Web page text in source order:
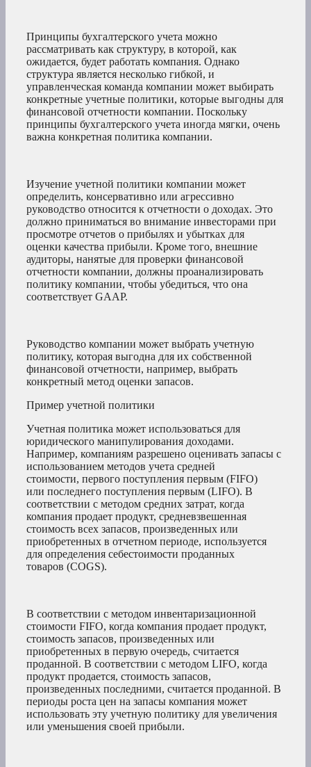
Принципы бухгалтерского учета можно
рассматривать как структуру, в которой, как
ожидается, будет работать компания. Однако
структура является несколько гибкой, и
управленческая команда компании может выбирать
конкретные учетные политики, которые выгодны для
финансовой отчетности компании. Поскольку
принципы бухгалтерского учета иногда мягки, очень
важна конкретная политика компании.
Изучение учетной политики компании может
определить, консервативно или агрессивно
руководство относится к отчетности о доходах. Это
должно приниматься во внимание инвесторами при
просмотре отчетов о прибылях и убытках для
оценки качества прибыли. Кроме того, внешние
аудиторы, нанятые для проверки финансовой
отчетности компании, должны проанализировать
политику компании, чтобы убедиться, что она
соответствует GAAP.
Руководство компании может выбрать учетную
политику, которая выгодна для их собственной
финансовой отчетности, например, выбрать
конкретный метод оценки запасов.
Пример учетной политики
Учетная политика может использоваться для
юридического манипулирования доходами.
Например, компаниям разрешено оценивать запасы с
использованием методов учета средней
стоимости, первого поступления первым (FIFO)
или последнего поступления первым (LIFO). В
соответствии с методом средних затрат, когда
компания продает продукт, средневзвешенная
стоимость всех запасов, произведенных или
приобретенных в отчетном периоде, используется
для определения себестоимости проданных
товаров (COGS).
В соответствии с методом инвентаризационной
стоимости FIFO, когда компания продает продукт,
стоимость запасов, произведенных или
приобретенных в первую очередь, считается
проданной. В соответствии с методом LIFO, когда
продукт продается, стоимость запасов,
произведенных последними, считается проданной. В
периоды роста цен на запасы компания может
использовать эту учетную политику для увеличения
или уменьшения своей прибыли.